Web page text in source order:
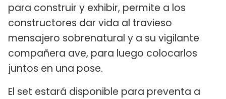
para construir y exhibir, permite a los
constructores dar vida al travieso
mensajero sobrenatural y a su vigilante
compañera ave, para luego colocarlos
juntos en una pose.
El set estará disponible para preventa a